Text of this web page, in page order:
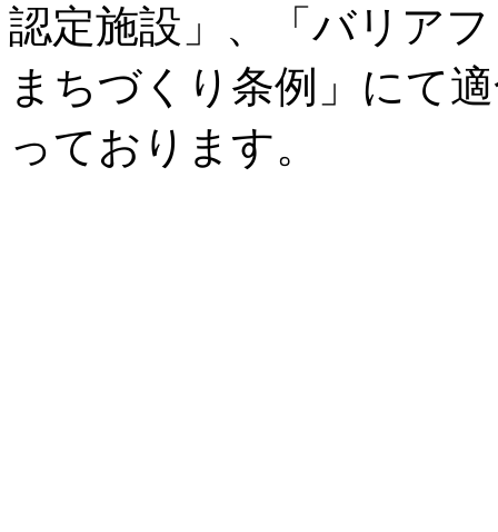
認定施設」、「バリア
まちづくり条例」にて
っております。